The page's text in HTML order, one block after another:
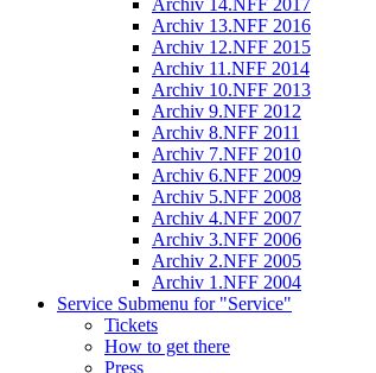
Archiv 13.NFF 2016
Archiv 12.NFF 2015
Archiv 11.NFF 2014
Archiv 10.NFF 2013
Archiv 9.NFF 2012
Archiv 8.NFF 2011
Archiv 7.NFF 2010
Archiv 6.NFF 2009
Archiv 5.NFF 2008
Archiv 4.NFF 2007
Archiv 3.NFF 2006
Archiv 2.NFF 2005
Archiv 1.NFF 2004
Service Submenu for "Service"
Tickets
How to get there
Press